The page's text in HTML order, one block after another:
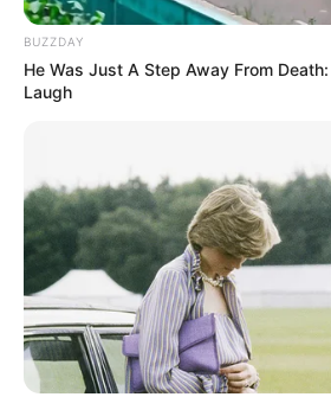
BUZZDAY
He Was Just A Step Away From
Laugh